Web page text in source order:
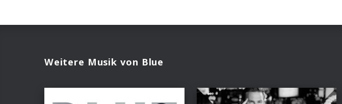
Weitere Musik von Blue